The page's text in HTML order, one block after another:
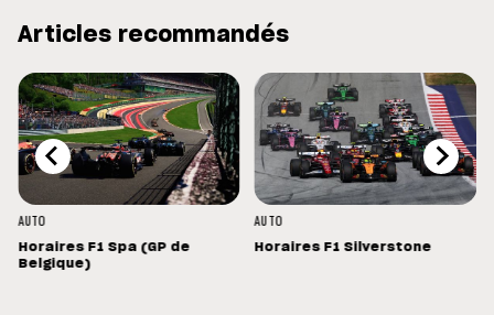
Articles recommandés
AUTO
Horaires F1 Spa (GP de
Belgique)
AUTO
Horaires F1 Silverstone